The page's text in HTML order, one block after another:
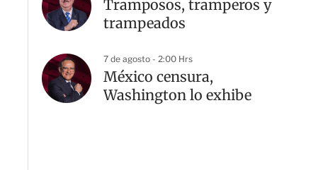
Tramposos, tramperos y
trampeados
7 de agosto - 2:00 Hrs
México censura,
Washington lo exhibe